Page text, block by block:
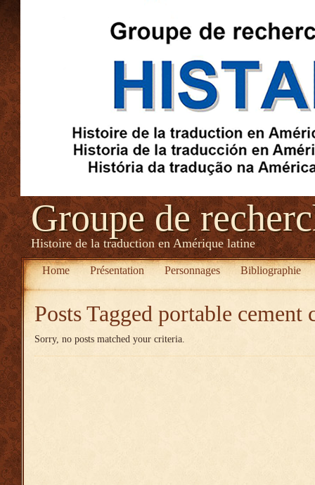
Groupe de
Histoire de la traduction en Amérique latine
Home Présentation Personnages Bibliographie
Posts Tagged portable cement
Sorry, no posts matched your criteria.